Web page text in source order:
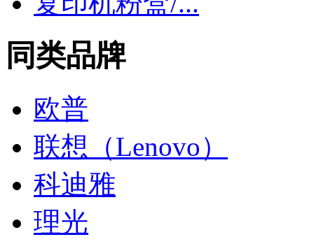
同类品牌
欧普
联想（Lenovo）
科迪雅
理光